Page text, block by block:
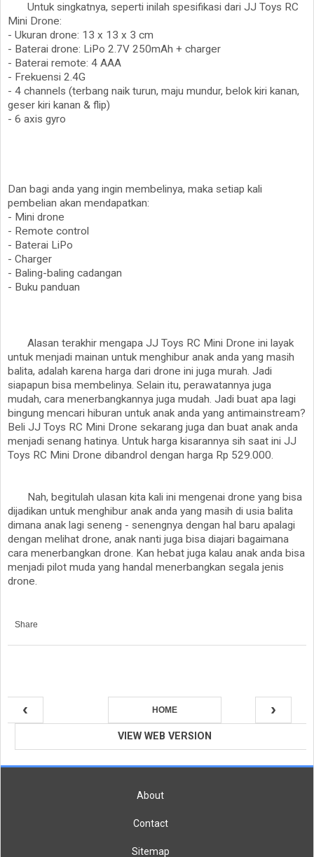
Untuk singkatnya, seperti inilah spesifikasi dari JJ Toys RC
Mini Drone:
- Ukuran drone: 13 x 13 x 3 cm
- Baterai drone: LiPo 2.7V 250mAh + charger
- Baterai remote: 4 AAA
- Frekuensi 2.4G
- 4 channels (terbang naik turun, maju mundur, belok kiri kanan,
geser kiri kanan & flip)
- 6 axis gyro
Dan bagi anda yang ingin membelinya, maka setiap kali
pembelian akan mendapatkan:
- Mini drone
- Remote control
- Baterai LiPo
- Charger
- Baling-baling cadangan
- Buku panduan
Alasan terakhir mengapa JJ Toys RC Mini Drone ini layak
untuk menjadi mainan untuk menghibur anak anda yang masih
balita, adalah karena harga dari drone ini juga murah. Jadi
siapapun bisa membelinya. Selain itu, perawatannya juga
mudah, cara menerbangkannya juga mudah. Jadi buat apa lagi
bingung mencari hiburan untuk anak anda yang antimainstream?
Beli JJ Toys RC Mini Drone sekarang juga dan buat anak anda
menjadi senang hatinya. Untuk harga kisarannya sih saat ini JJ
Toys RC Mini Drone dibandrol dengan harga Rp 529.000.
Nah, begitulah ulasan kita kali ini mengenai drone yang bisa
dijadikan untuk menghibur anak anda yang masih di usia balita
dimana anak lagi seneng - senengnya dengan hal baru apalagi
dengan melihat drone, anak nanti juga bisa diajari bagaimana
cara menerbangkan drone. Kan hebat juga kalau anak anda bisa
menjadi pilot muda yang handal menerbangkan segala jenis
drone.
Share
‹ ›
HOME
VIEW WEB VERSION
About
Contact
Sitemap